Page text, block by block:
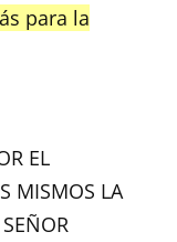
para la
EL
MISMOS LA